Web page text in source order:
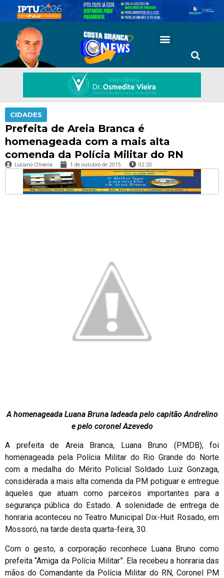
CIDADES
Prefeita de Areia Branca é
homenageada com a mais alta
comenda da Polícia Militar do RN
Luciano Oliveira 1 de outubro de 2015 02:20
A homenageada Luana Bruna ladeada pelo capitão Andrelino
e pelo coronel Azevedo
A prefeita de Areia Branca, Luana Bruno (PMDB), foi
homenageada pela Polícia Militar do Rio Grande do Norte
com a medalha do Mérito Policial Soldado Luiz Gonzaga,
considerada a mais alta comenda da PM potiguar e entregue
àqueles que atuam como parceiros importantes para a
segurança pública do Estado. A solenidade de entrega de
honraria aconteceu no Teatro Municipal Dix-Huit Rosado, em
Mossoró, na tarde desta quarta-feira, 30.
Com o gesto, a corporação reconhece Luana Bruno como
prefeita “Amiga da Polícia Militar”. Ela recebeu a honraria das
mãos do Comandante da Polícia Militar do RN, Coronel PM